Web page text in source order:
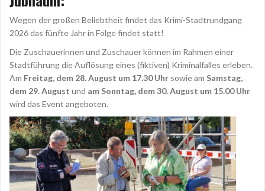
Wegen der großen Beliebtheit findet das Krimi-Stadtrundgang
2026 das fünfte Jahr in Folge findet statt!
Die Zuschauerinnen und Zuschauer können im Rahmen einer
Stadtführung die Auflösung eines (fiktiven) Kriminalfalles erleben.
Am Freitag, dem 28. August um 17.30 Uhr sowie am Samstag,
dem 29. August und am Sonntag, dem 30. August um 15.00 Uhr
wird das Event angeboten.